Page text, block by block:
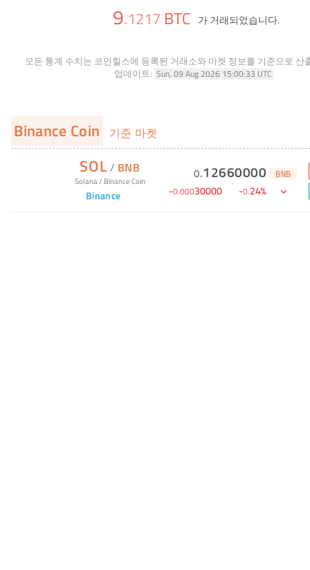
9.1217 BTC 가 거래되었습니다.
모든 통계 수치는 코인힐스에 등록된 거래소와 마켓 정보를 기준으로 산
업데이트: Sun, 09 Aug 2026 15:00:33 UTC
Binance Coin 기준 마켓
SOL/ BNB
Solana/ Binance Coin
Binance
0.12660000 BNB
-0.00030000 -0.24%